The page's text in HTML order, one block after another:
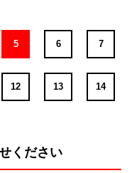
5 6 7
12 13 14
ください